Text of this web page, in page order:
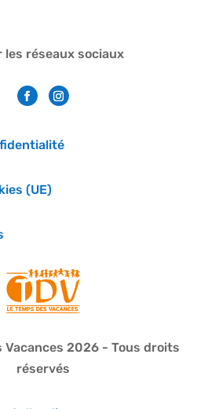
réseaux sociaux
(UE)
Vacances 2026 - Tous droits
réservés